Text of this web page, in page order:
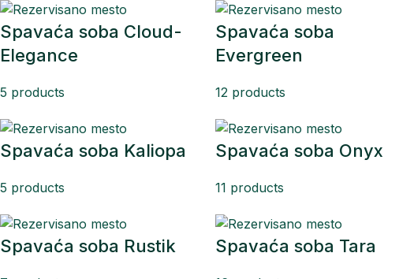
Spavaća soba Cloud-
Elegance
5 products
Spavaća soba
Evergreen
12 products
Spavaća soba Kaliopa
5 products
Spavaća soba Onyx
11 products
Spavaća soba Rustik Spavaća soba Tara